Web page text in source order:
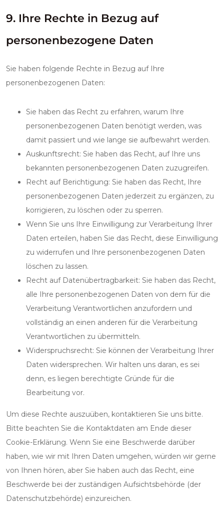
9. Ihre Rechte in Bezug auf
personenbezogene Daten
Sie haben folgende Rechte in Bezug auf Ihre
personenbezogenen Daten:
Sie haben das Recht zu erfahren, warum Ihre
personenbezogenen Daten benötigt werden, was
damit passiert und wie lange sie aufbewahrt werden.
Auskunftsrecht: Sie haben das Recht, auf Ihre uns
bekannten personenbezogenen Daten zuzugreifen.
Recht auf Berichtigung: Sie haben das Recht, Ihre
personenbezogenen Daten jederzeit zu ergänzen, zu
korrigieren, zu löschen oder zu sperren.
Wenn Sie uns Ihre Einwilligung zur Verarbeitung Ihrer
Daten erteilen, haben Sie das Recht, diese Einwilligung
zu widerrufen und Ihre personenbezogenen Daten
löschen zu lassen.
Recht auf Datenübertragbarkeit: Sie haben das Recht,
alle Ihre personenbezogenen Daten von dem für die
Verarbeitung Verantwortlichen anzufordern und
vollständig an einen anderen für die Verarbeitung
Verantwortlichen zu übermitteln.
Widerspruchsrecht: Sie können der Verarbeitung Ihrer
Daten widersprechen. Wir halten uns daran, es sei
denn, es liegen berechtigte Gründe für die
Bearbeitung vor.
Um diese Rechte auszuüben, kontaktieren Sie uns bitte.
Bitte beachten Sie die Kontaktdaten am Ende dieser
Cookie-Erklärung. Wenn Sie eine Beschwerde darüber
haben, wie wir mit Ihren Daten umgehen, würden wir gerne
von Ihnen hören, aber Sie haben auch das Recht, eine
Beschwerde bei der zuständigen Aufsichtsbehörde (der
Datenschutzbehörde) einzureichen.